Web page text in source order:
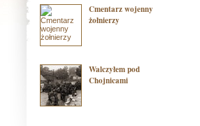
Cmentarz wojenny
żołnierzy
Walczyłem pod
Chojnicami